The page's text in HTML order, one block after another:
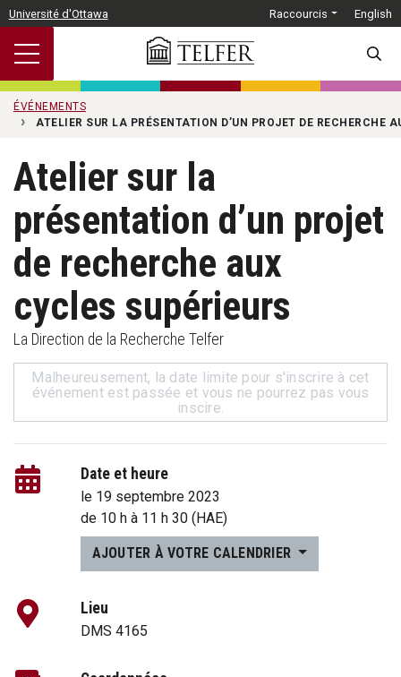
Passer au contenu principal
Université d'Ottawa Raccourcis English
ÉVÉNEMENTS
ATELIER SUR LA PRÉSENTATION D’UN PROJET DE RECHERCHE
Atelier sur la
présentation d’un projet
de recherche aux
cycles supérieurs
La Direction de la Recherche Telfer
Malheureusement, la date limite pour s'inscrire à cet
événement est passée et vous ne pourrez pas vous
inscire.
Date et heure
le 19 septembre 2023
de 10 hà 11 h 30(HAE)
AJOUTER À VOTRE CALENDRIER
Lieu
DMS 4165